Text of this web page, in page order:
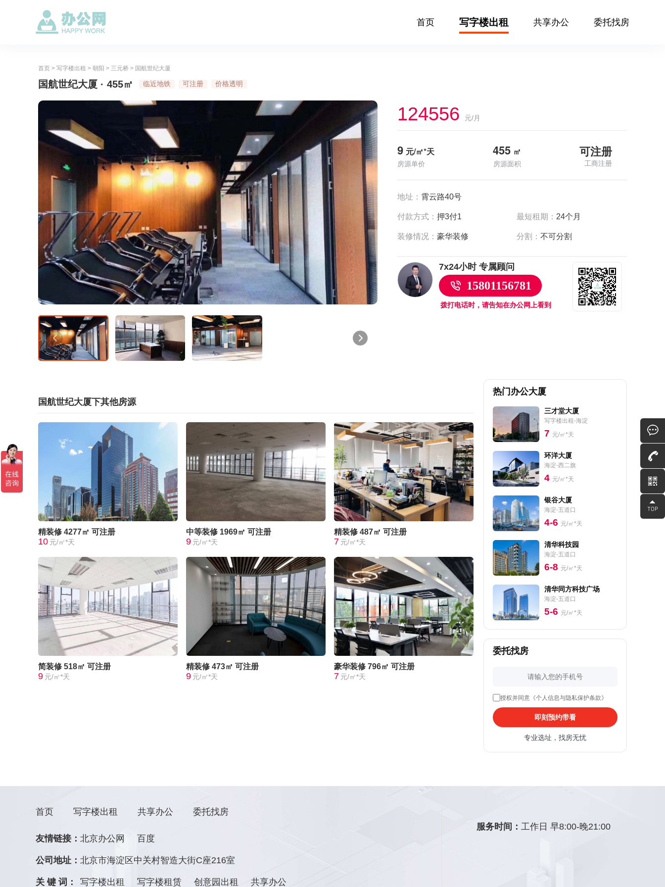
首页 写字楼出租 共享办公 委托找房
首页 > 写字楼出租 > 朝阳 > 三元桥 > 国航世纪大厦
国航世纪大厦 · 455㎡ 临近地铁 可注册 价格透明
124556 元/月
9 元/㎡*天
房源单价
455 ㎡
房源面积
可注册
工商注册
地址： 霄云路40号
付款方式： 押3付1 最短租期： 24个月
装修情况： 豪华装修 分割：不可分割
7x24小时 专属顾问
15801156781
拨打电话时，请告知在办公网上看到
国航世纪大厦下其他房源
精装修 4277㎡ 可注册
10 元/㎡*天
中等装修 1969㎡ 可注册
9 元/㎡*天
精装修 487㎡ 可注册
7 元/㎡*天
简装修 518㎡ 可注册
9 元/㎡*天
精装修 473㎡ 可注册
9 元/㎡*天
豪华装修 796㎡ 可注册
7 元/㎡*天
热门办公大厦
三才堂大厦
写字楼出租-海淀
7 元/㎡*天
环洋大厦
海淀-西二旗
4 元/㎡*天
银谷大厦
海淀-五道口
4-6 元/㎡*天
清华科技园
海淀-五道口
6-8 元/㎡*天
清华同方科技广场
海淀-五道口
5-6 元/㎡*天
委托找房
授权并同意《个人信息与隐私保护条款》
即刻预约带看
专业选址，找房无忧
首页 写字楼出租 共享办公 委托找房
友情链接： 北京办公网 百度
公司地址： 北京市海淀区中关村智造大街C座216室
关 键 词： 写字楼出租 写字楼租赁 创意园出租 共享办公
服务时间：工作日 早8:00-晚21:00